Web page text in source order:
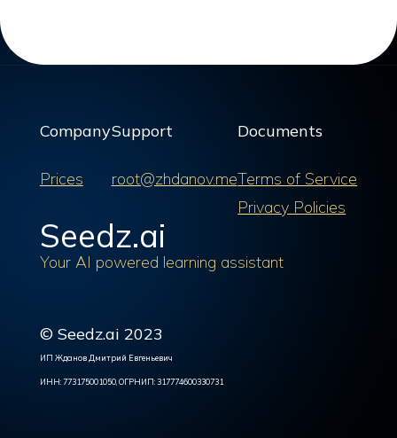
Company
Prices
Support
root@zhdanov.me
Documents
Terms of Service
Privacy Policies
Seedz.ai
Your AI powered learning assistant
© Seedz.ai 2023
ИП Жданов Дмитрий Евгеньевич
ИНН: 773175001050, ОГРНИП: 317774600330731